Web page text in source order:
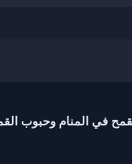
في المنام وحبوب